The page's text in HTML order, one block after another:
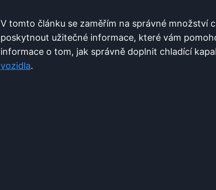
V tomto článku se zaměřím na správné množství
poskytnout užitečné informace, které vám
informace o tom, jak správně doplnit chladící
vozidla.